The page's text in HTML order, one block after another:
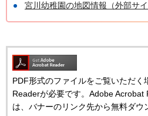
宮川幼稚園の地図情報（外部サイ
PDF形式のファイルをご覧いただく
Readerが必要です。Adobe Acrobat
は、バナーのリンク先から無料ダウ